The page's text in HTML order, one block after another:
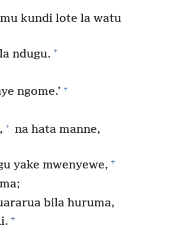
kundi lote la watu
ndugu. +
ngome.’ +
+ na hata manne,
yake mwenyewe, +
bila huruma,
+